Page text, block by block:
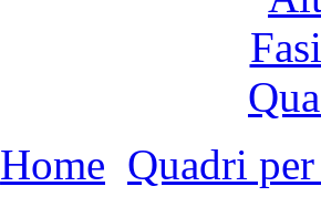
Home Quadri